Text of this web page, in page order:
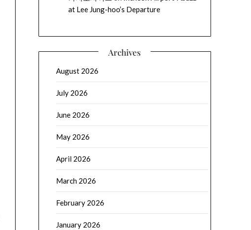
at Lee Jung-hoo’s Departure
Archives
August 2026
July 2026
June 2026
May 2026
April 2026
March 2026
February 2026
January 2026